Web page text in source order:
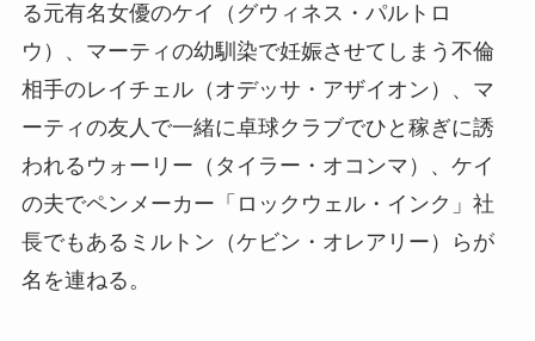
る元有名女優のケイ（グウィネス・パルトロ
ウ）、マーティの幼馴染で妊娠させてしまう不倫
相手のレイチェル（オデッサ・アザイオン）、マ
ーティの友人で一緒に卓球クラブでひと稼ぎに誘
われるウォーリー（タイラー・オコンマ）、ケイ
の夫でペンメーカー「ロックウェル・インク」社
長でもあるミルトン（ケビン・オレアリー）らが
名を連ねる。